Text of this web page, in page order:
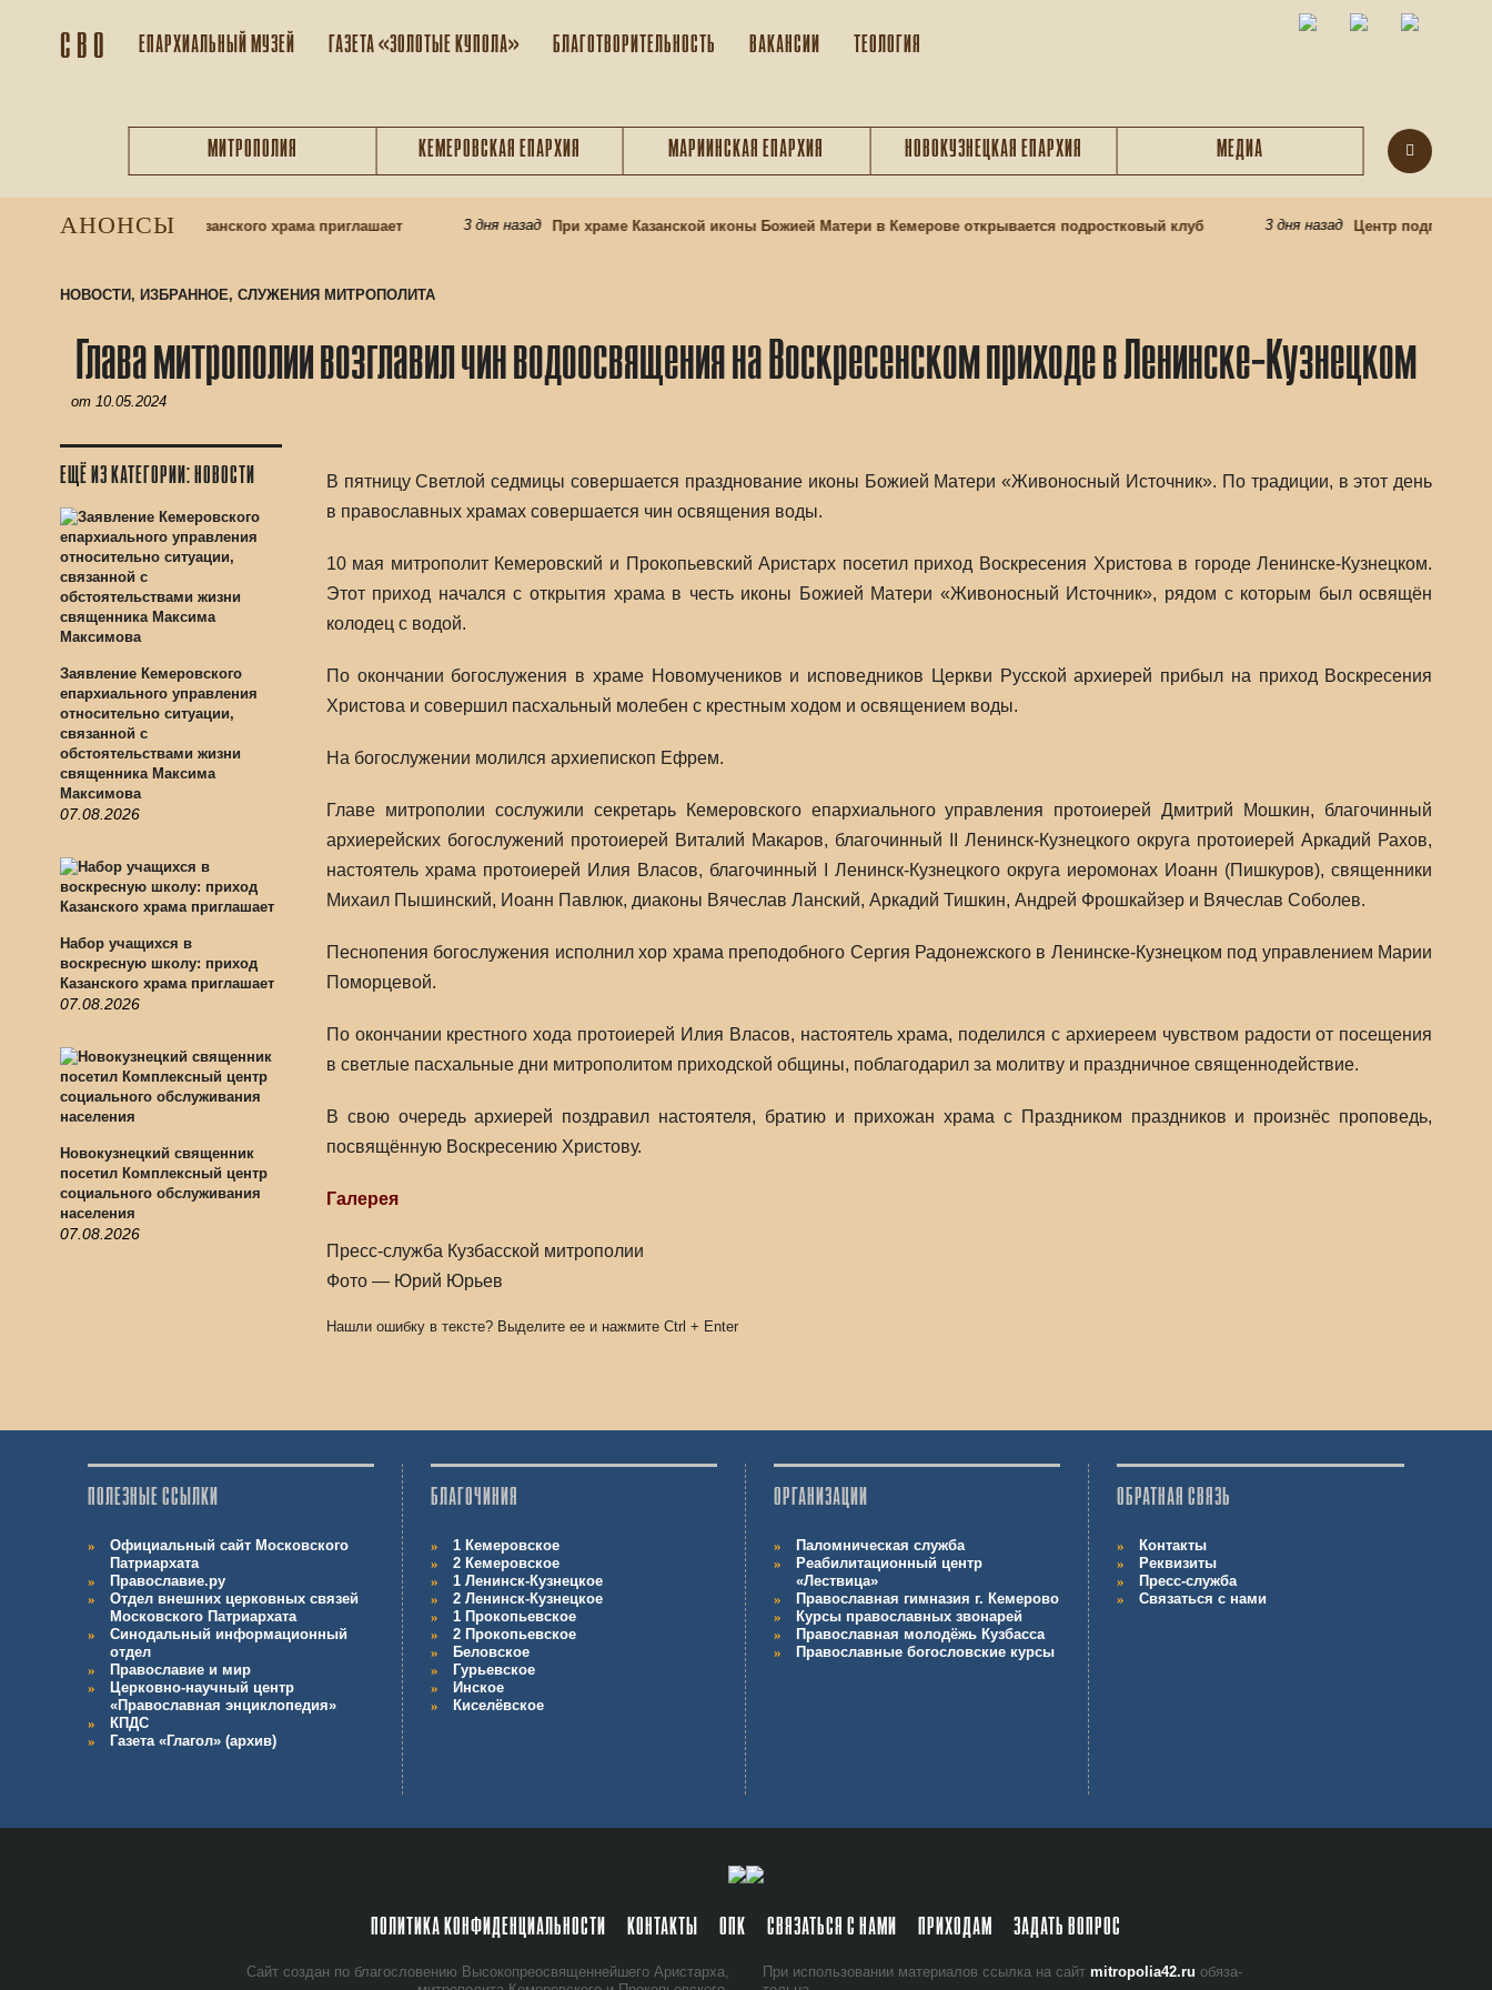
С В О ЕПАРХИАЛЬНЫЙ МУЗEЙ ГАЗЕТА «ЗОЛОТЫЕ КУПОЛА» БЛАГОТВОРИТЕЛЬНОСТЬ ВАКАНСИИ ТЕОЛОГИЯ
МИТРОПОЛИЯ КЕМЕРОВСКАЯ ЕПАРХИЯ МАРИИНСКАЯ ЕПАРХИЯ НОВОКУЗНЕЦКАЯ ЕПАРХИЯ МЕДИА
АНОНСЫ
школу: приход Казанского храма приглашает 3 дня назад При храме Казанской иконы Божией Матери в Кемерове открывается подростковый клуб 3 дня назад Центр подготовки
НОВОСТИ , ИЗБРАННОЕ, СЛУЖЕНИЯ МИТРОПОЛИТА
Глава митрополии возглавил чин водоосвящения на Воскресенском приходе в Ленинске-Кузнецком
от 10.05.2024
ЕЩЁ ИЗ КАТЕГОРИИ: НОВОСТИ
Заявление Кемеровского
епархиального управления
относительно ситуации,
связанной с
обстоятельствами жизни
священника Максима
Максимова
07.08.2026
Набор учащихся в
воскресную школу: приход
Казанского храма приглашает
07.08.2026
Новокузнецкий священник
посетил Комплексный центр
социального обслуживания
населения
07.08.2026
В пятницу Светлой седмицы совершается празднование иконы Божией Матери «Живоносный Источник». По традиции, в этот день
в православных храмах совершается чин освящения воды.
10 мая митрополит Кемеровский и Прокопьевский Аристарх посетил приход Воскресения Христова в городе Ленинске-Кузнецком.
Этот приход начался с открытия храма в честь иконы Божией Матери «Живоносный Источник», рядом с которым был освящён
колодец с водой.
По окончании богослужения в храме Новомучеников и исповедников Церкви Русской архиерей прибыл на приход Воскресения
Христова и совершил пасхальный молебен с крестным ходом и освящением воды.
На богослужении молился архиепископ Ефрем.
Главе митрополии сослужили секретарь Кемеровского епархиального управления протоиерей Дмитрий Мошкин, благочинный
архиерейских богослужений протоиерей Виталий Макаров, благочинный II Ленинск-Кузнецкого округа протоиерей Аркадий Рахов,
настоятель храма протоиерей Илия Власов, благочинный I Ленинск-Кузнецкого округа иеромонах Иоанн (Пишкуров), священники
Михаил Пышинский, Иоанн Павлюк, диаконы Вячеслав Ланский, Аркадий Тишкин, Андрей Фрошкайзер и Вячеслав Соболев.
Песнопения богослужения исполнил хор храма преподобного Сергия Радонежского в Ленинске-Кузнецком под управлением Марии
Поморцевой.
По окончании крестного хода протоиерей Илия Власов, настоятель храма, поделился с архиереем чувством радости от посещения
в светлые пасхальные дни митрополитом приходской общины, поблагодарил за молитву и праздничное священнодействие.
В свою очередь архиерей поздравил настоятеля, братию и прихожан храма с Праздником праздников и произнёс проповедь,
посвящённую Воскресению Христову.
Галерея
Пресс-служба Кузбасской митрополии
Фото — Юрий Юрьев
Нашли ошибку в тексте? Выделите ее и нажмите Ctrl + Enter
ПОЛЕЗНЫЕ ССЫЛКИ
Официальный сайт Московского
Патриархата
Православие.ру
Отдел внешних церковных связей
Московского Патриархата
Синодальный информационный
отдел
Православие и мир
Церковно-научный центр
«Православная энциклопедия»
КПДС
Газета «Глагол» (архив)
БЛАГОЧИНИЯ
1 Кемеровское
2 Кемеровское
1 Ленинск-Кузнецкое
2 Ленинск-Кузнецкое
1 Прокопьевское
2 Прокопьевское
Беловское
Гурьевское
Инское
Киселёвское
ОРГАНИЗАЦИИ
Паломническая служба
Реабилитационный центр
«Лествица»
Православная гимназия г. Кемерово
Курсы православных звонарей
Православная молодёжь Кузбасса
Православные богословские курсы
ОБРАТНАЯ СВЯЗЬ
Контакты
Реквизиты
Пресс-служба
Связаться с нами
ПОЛИТИКА КОНФИДЕНЦИАЛЬНОСТИ КОНТАКТЫ ОПК СВЯЗАТЬСЯ С НАМИ ПРИХОДАМ ЗАДАТЬ ВОПРОС
Сайт со­здан по бла­го­сло­ве­нию Вы­со­ко­прео­свя­щен­ней­ше­го Ари­стар­ха,
При ис­поль­зо­ва­нии ма­те­ри­а­лов ссыл­ка на сайт mitropolia42.ru обя­за­